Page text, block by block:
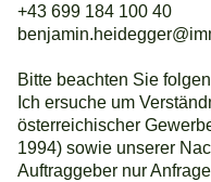
+43 699 184 100 40
Bitte beachten Sie
Ich ersuche um
österreichischer
1994) sowie unserer
Auftraggeber nur